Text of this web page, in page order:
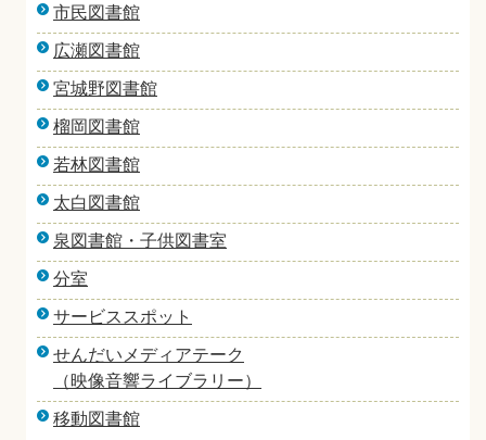
市民図書館
広瀬図書館
宮城野図書館
榴岡図書館
若林図書館
太白図書館
泉図書館・子供図書室
分室
サービススポット
せんだいメディアテーク
（映像音響ライブラリー）
移動図書館